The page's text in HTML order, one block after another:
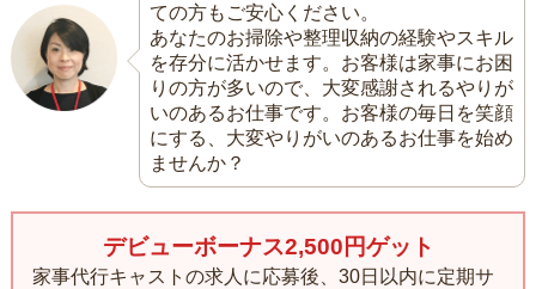
ての方もご安心ください。
あなたのお掃除や整理収納の経験やスキル
を存分に活かせます。お客様は家事にお困
りの方が多いので、大変感謝されるやりが
いのあるお仕事です。お客様の毎日を笑顔
にする、大変やりがいのあるお仕事を始め
ませんか？
デビューボーナス2,500円ゲット
家事代行キャストの求人に応募後、30日以内に定期サ